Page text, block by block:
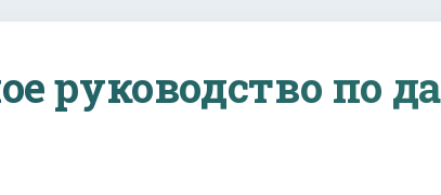
руководство по